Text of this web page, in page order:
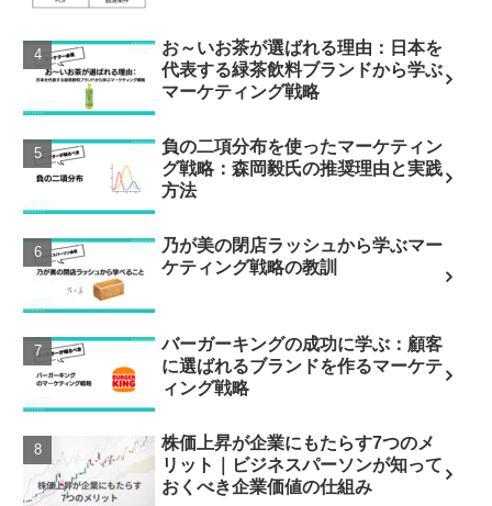
お～いお茶が選ばれる理由：日本を
代表する緑茶飲料ブランドから学ぶ
マーケティング戦略
負の二項分布を使ったマーケティン
グ戦略：森岡毅氏の推奨理由と実践
方法
乃が美の閉店ラッシュから学ぶマー
ケティング戦略の教訓
バーガーキングの成功に学ぶ：顧客
に選ばれるブランドを作るマーケテ
ィング戦略
株価上昇が企業にもたらす7つのメ
リット｜ビジネスパーソンが知って
おくべき企業価値の仕組み